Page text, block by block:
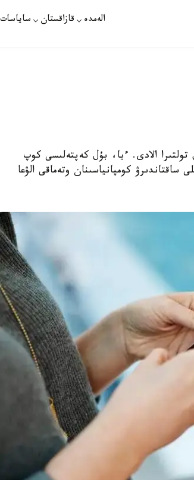
الەمدە قازاقستان ساياسات
الادى. ءيا، بۇل كەپتەلىسى كوپ
ساقتاندىرۋ كومپانياسىنان وتەماقى الۋعا